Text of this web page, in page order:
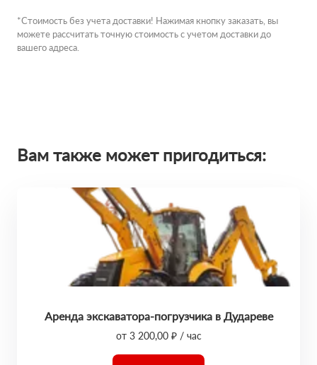
*Стоимость без учета доставки! Нажимая кнопку заказать, вы
можете рассчитать точную стоимость с учетом доставки до
вашего адреса.
Вам также может пригодиться:
Аренда экскаватора-погрузчика в Дудареве
от 3 200,00 ₽ / час